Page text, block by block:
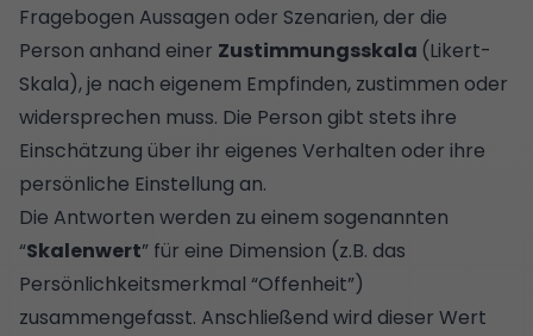
Fragebogen Aussagen oder Szenarien, der die
Person anhand einer Zustimmungsskala (Likert-
Skala), je nach eigenem Empfinden, zustimmen oder
widersprechen muss. Die Person gibt stets ihre
Einschätzung über ihr eigenes Verhalten oder ihre
persönliche Einstellung an.
Die Antworten werden zu einem sogenannten
“Skalenwert” für eine Dimension (z.B. das
Persönlichkeitsmerkmal “Offenheit”)
zusammengefasst. Anschließend wird dieser Wert